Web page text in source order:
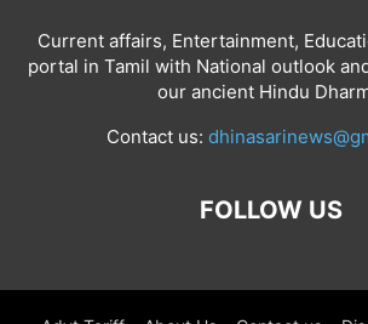
Current affairs, Entertainment,
portal in Tamil with National outlook
our ancient Hindu
Contact us:
FOLLOW US